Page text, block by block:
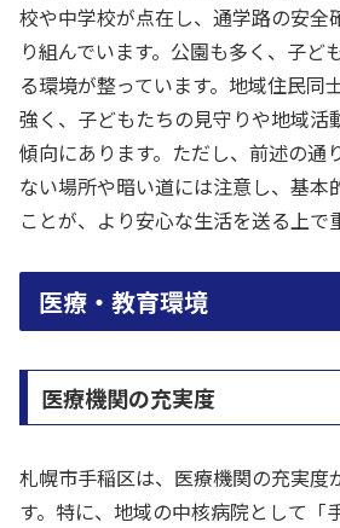
校や中学校が点在し、通学路の安全
り組んでいます。公園も多く、子ど
る環境が整っています。地域住民同
強く、子どもたちの見守りや地域活
傾向にあります。ただし、前述の通
ない場所や暗い道には注意し、基本
ことが、より安心な生活を送る上で
医療・教育環境
医療機関の充実度
札幌市手稲区は、医療機関の充実度
す。特に、地域の中核病院として「